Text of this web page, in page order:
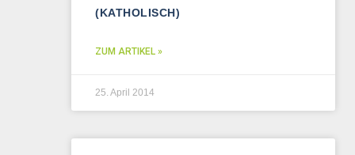
(KATHOLISCH)
ZUM ARTIKEL »
25. April 2014